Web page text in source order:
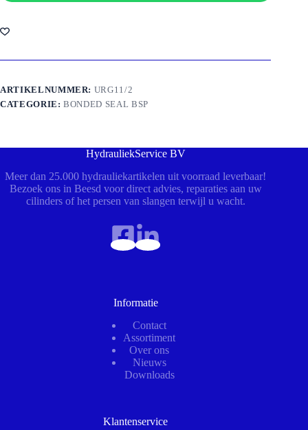
ARTIKELNUMMER: URG11/2
CATEGORIE:BONDED SEAL BSP
HydrauliekService BV
Meer dan 25.000 hydrauliekartikelen uit voorraad leverbaar!
Bezoek ons in Beesd voor direct advies, reparaties aan uw
cilinders of het persen van slangen terwijl u wacht.
Informatie
Contact
Assortiment
Over ons
Nieuws
Downloads
Klantenservice